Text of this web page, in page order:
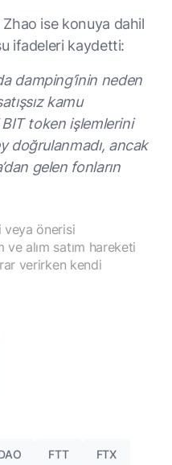
ise konuya dahil
ifadeleri kaydetti:
damping’inin neden
kamu
token işlemlerini
doğrulanmadı, ancak
gelen fonların
veya önerisi
ve alım satım hareketi
verirken kendi
FTT FTX